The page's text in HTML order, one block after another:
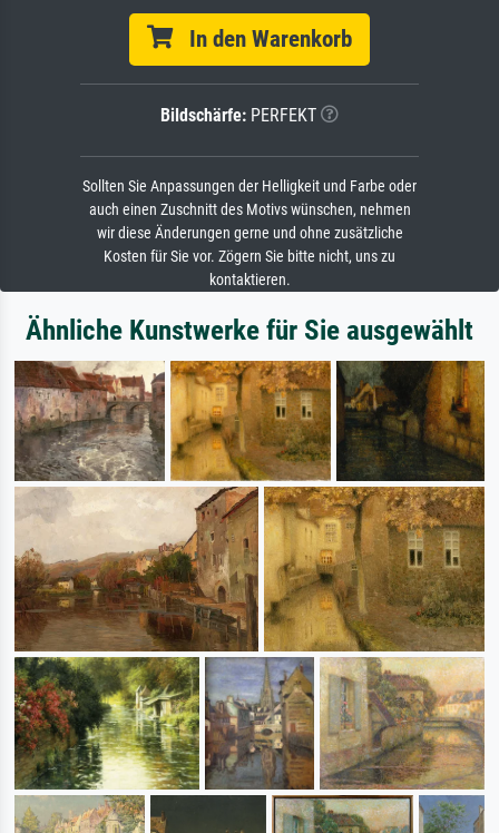
In den Warenkorb
Bildschärfe: PERFEKT
Sollten Sie Anpassungen der Helligkeit und Farbe oder
auch einen Zuschnitt des Motivs wünschen, nehmen
wir diese Änderungen gerne und ohne zusätzliche
Kosten für Sie vor. Zögern Sie bitte nicht, uns zu
kontaktieren.
Ähnliche Kunstwerke für Sie ausgewählt